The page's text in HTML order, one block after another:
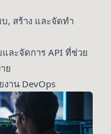
, สร้าง และจัดทำ
ละจัดการ API ที่ช่วย
ย
งาน DevOps